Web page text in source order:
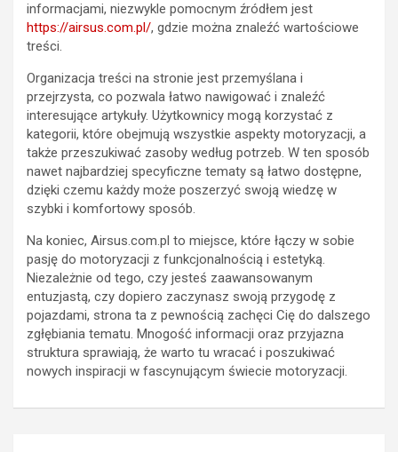
informacjami, niezwykle pomocnym źródłem jest
https://airsus.com.pl/, gdzie można znaleźć wartościowe
treści.
Organizacja treści na stronie jest przemyślana i
przejrzysta, co pozwala łatwo nawigować i znaleźć
interesujące artykuły. Użytkownicy mogą korzystać z
kategorii, które obejmują wszystkie aspekty motoryzacji, a
także przeszukiwać zasoby według potrzeb. W ten sposób
nawet najbardziej specyficzne tematy są łatwo dostępne,
dzięki czemu każdy może poszerzyć swoją wiedzę w
szybki i komfortowy sposób.
Na koniec, Airsus.com.pl to miejsce, które łączy w sobie
pasję do motoryzacji z funkcjonalnością i estetyką.
Niezależnie od tego, czy jesteś zaawansowanym
entuzjastą, czy dopiero zaczynasz swoją przygodę z
pojazdami, strona ta z pewnością zachęci Cię do dalszego
zgłębiania tematu. Mnogość informacji oraz przyjazna
struktura sprawiają, że warto tu wracać i poszukiwać
nowych inspiracji w fascynującym świecie motoryzacji.